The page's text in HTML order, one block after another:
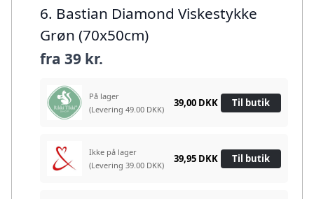
6. Bastian Diamond Viskestykke
Grøn (70x50cm)
fra 39 kr.
På lager
(Levering 49.00 DKK)
39,00 DKK Til butik
Ikke på lager
(Levering 39.00 DKK)
39,95 DKK Til butik